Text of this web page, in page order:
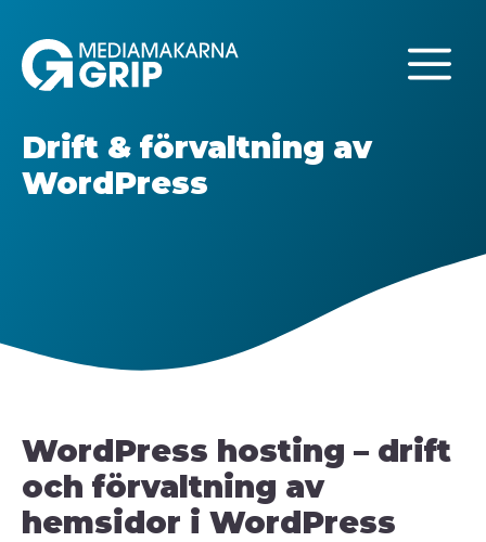
innehåll
Drift & förvaltning av
WordPress
WordPress hosting – drift
och förvaltning av
hemsidor i WordPress